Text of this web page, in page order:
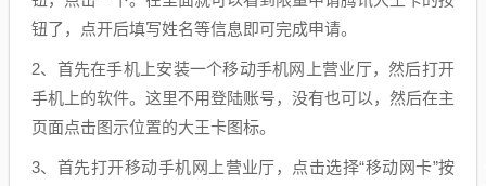
钮了，点开后填写姓名等信息即可完成申请。
2、首先在手机上安装一个移动手机网上营业厅，然后打开
手机上的软件。这里不用登陆账号，没有也可以，然后在主
页面点击图示位置的大王卡图标。
3、首先打开移动手机网上营业厅，点击选择“移动网卡”按